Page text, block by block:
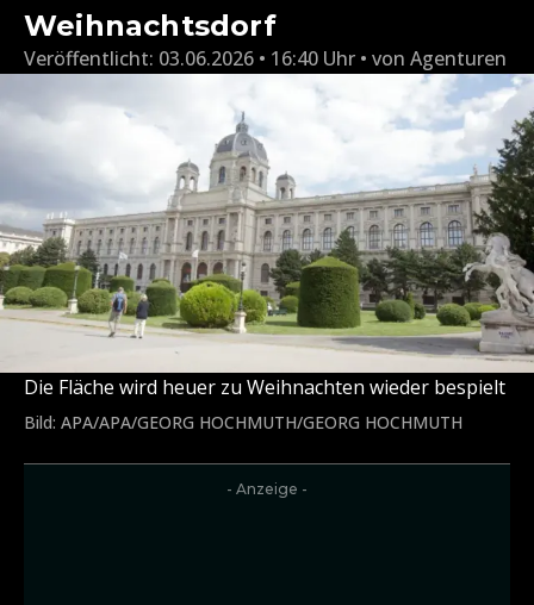
Weihnachtsdorf
Veröffentlicht: 03.06.2026 • 16:40 Uhr von Agenturen
Die Fläche wird heuer zu Weihnachten wieder bespielt
Bild: APA/APA/GEORG HOCHMUTH/GEORG HOCHMUTH
- Anzeige -